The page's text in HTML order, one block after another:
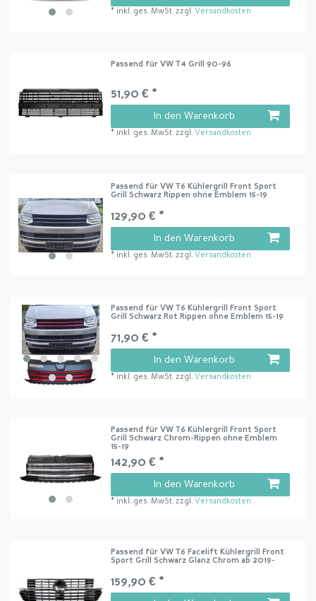
* inkl. ges. MwSt. zzgl. Versandkosten
Passend für VW T4 Grill 90-96
51,90 € *
In den Warenkorb
* inkl. ges. MwSt. zzgl. Versandkosten
Passend für VW T6 Kühlergrill Front Sport
Grill Schwarz Rippen ohne Emblem 15-19
129,90 € *
In den Warenkorb
* inkl. ges. MwSt. zzgl. Versandkosten
Passend für VW T6 Kühlergrill Front Sport
Grill Schwarz Rot Rippen ohne Emblem 15-19
71,90 € *
In den Warenkorb
* inkl. ges. MwSt. zzgl. Versandkosten
Passend für VW T6 Kühlergrill Front Sport
Grill Schwarz Chrom-Rippen ohne Emblem
15-19
142,90 € *
In den Warenkorb
* inkl. ges. MwSt. zzgl. Versandkosten
Passend für VW T6 Facelift Kühlergrill Front
Sport Grill Schwarz Glanz Chrom ab 2019-
159,90 € *